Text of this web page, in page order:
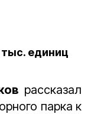
тыс. единиц
рассказал
парка к